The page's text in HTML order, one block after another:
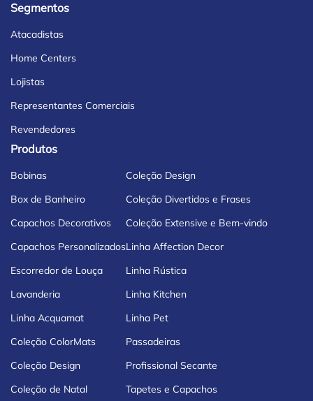
Segmentos
Atacadistas
Home Centers
Lojistas
Representantes Comerciais
Revendedores
Produtos
Bobinas
Box de Banheiro
Capachos Decorativos
Capachos Personalizados
Escorredor de Louça
Lavanderia
Linha Acquamat
Coleção ColorMats
Coleção Design
Coleção de Natal
Coleção Design
Coleção Divertidos e Frases
Coleção Extensive e Bem-vindo
Linha Affection Decor
Linha Rústica
Linha Kitchen
Linha Pet
Passadeiras
Profissional Secante
Tapetes e Capachos